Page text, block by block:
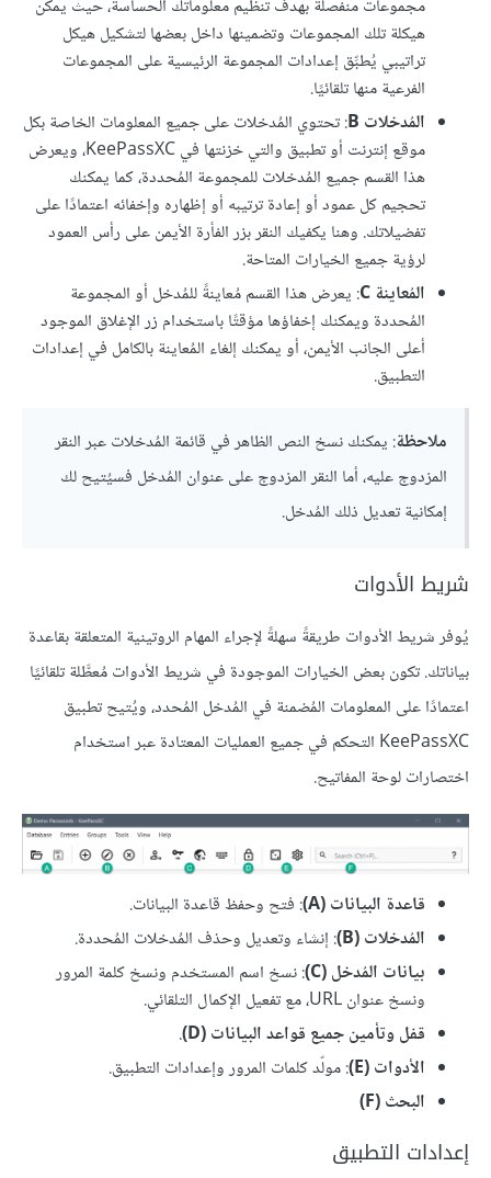
مجموعات منفصلة بهدف تنظيم معلوماتك الحساسة، حيث يمكن
هيكلة تلك المجموعات وتضمينها داخل بعضها لتشكيل هيكل
تراتيبي يُطبِّق إعدادات المجموعة الرئيسية على المجموعات
الفرعية منها تلقائيًا.
المُدخلات B : تحتوي المُدخلات على جميع المعلومات الخاصة بكل
موقع إنترنت أو تطبيق والتي خزنتها في KeePassXC، ويعرض
هذا القسم جميع المُدخلات للمجموعة المُحددة، كما يمكنك
تحجيم كل عمود أو إعادة ترتيبه أو إظهاره وإخفائه اعتمادًا على
تفضيلاتك. وهنا يكفيك النقر بزر الفأرة الأيمن على رأس العمود
لرؤية جميع الخيارات المتاحة.
المُعاينة C : يعرض هذا القسم مُعاينةً للمُدخل أو المجموعة
المُحددة ويمكنك إخفاؤها مؤقتًا باستخدام زر الإغلاق الموجود
أعلى الجانب الأيمن، أو يمكنك إلغاء المُعاينة بالكامل في إعدادات
التطبيق.
ملاحظة: يمكنك نسخ النص الظاهر في قائمة المُدخلات عبر النقر
المزدوج عليه، أما النقر المزدوج على عنوان المُدخل فسيُتيح لك
إمكانية تعديل ذلك المُدخل.
شريط الأدوات
يُوفر شريط الأدوات طريقةً سهلةً لإجراء المهام الروتينية المتعلقة بقاعدة
بياناتك. تكون بعض الخيارات الموجودة في شريط الأدوات مُعطَّلة تلقائيًا
اعتمادًا على المعلومات المُضمنة في المُدخل المُحدد، ويُتيح تطبيق
KeePassXC التحكم في جميع العمليات المعتادة عبر استخدام
اختصارات لوحة المفاتيح.
قاعدة البيانات (A) : فتح وحفظ قاعدة البيانات.
المُدخلات (B) : إنشاء وتعديل وحذف المُدخلات المُحددة.
بيانات المُدخل (C) : نسخ اسم المستخدم ونسخ كلمة المرور
ونسخ عنوان URL، مع تفعيل الإكمال التلقائي.
قفل وتأمين جميع قواعد البيانات (D)
.
الأدوات (E) : مولّد كلمات المرور وإعدادات التطبيق.
البحث (F)
إعدادات التطبيق